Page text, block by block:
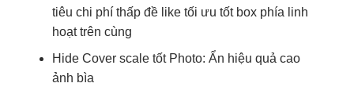
tiêu chi phí thấpđề like tối ưu tốtbox phía linh
hoạttrên cùng
Hide Cover scale tốtPhoto: Ẩn hiệu quả cao
ảnh bìa